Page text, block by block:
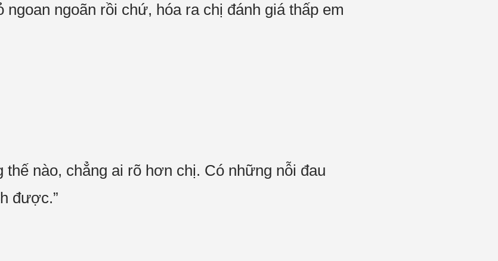
ngoan ngoãn rồi chứ, hóa ra chị đánh giá thấp em
thế nào, chẳng ai rõ hơn chị. Có những nỗi đau
được.”